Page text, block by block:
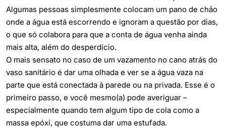
Algumas pessoas simplesmente colocam um pano de chão
onde a água está escorrendo e ignoram a questão por dias,
o que só colabora para que a conta de água venha ainda
mais alta, além do desperdício.
O mais sensato no caso de um vazamento no cano atrás do
vaso sanitário é dar uma olhada e ver se a água vaza na
parte que está conectada à parede ou na privada. Esse é o
primeiro passo, e você mesmo(a) pode averiguar –
especialmente quando tem algum tipo de cola como a
massa epóxi, que costuma dar uma estufada.